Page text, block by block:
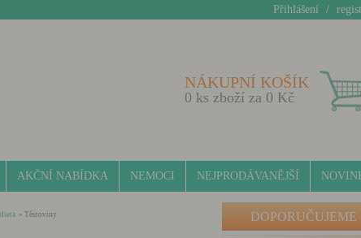
Přihlášení /
NÁKUPNÍ KOŠÍK
0 ks zboží za 0 Kč
AKČNÍ NABÍDKA NEMOCI NEJPRODÁVANĚJŠÍ
» Těstoviny DOPORUČUJEME